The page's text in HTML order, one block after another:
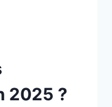
2025 ?